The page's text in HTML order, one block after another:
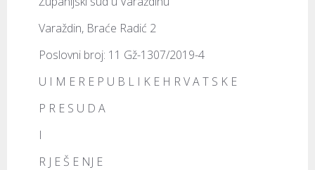
Varaždin, Braće Radić 2
Poslovni broj: 11 Gž-1307/2019-4
U I M E R E P U B L I K E H R V A T S K E
P R E S U D A
I
R J E Š E NJ E